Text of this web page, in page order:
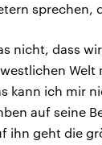
sprechen,
nicht, dass
Welt
kann ich mir
auf seine
ihn geht die